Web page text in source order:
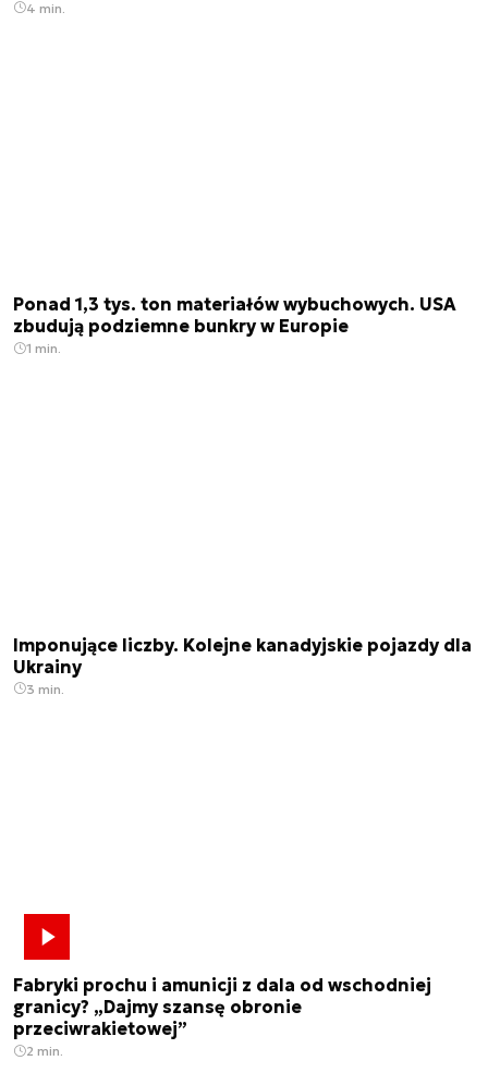
4 min.
Ponad 1,3 tys. ton materiałów wybuchowych. USA
zbudują podziemne bunkry w Europie
1 min.
Imponujące liczby. Kolejne kanadyjskie pojazdy dla
Ukrainy
3 min.
Fabryki prochu i amunicji z dala od wschodniej
granicy? „Dajmy szansę obronie
przeciwrakietowej”
2 min.